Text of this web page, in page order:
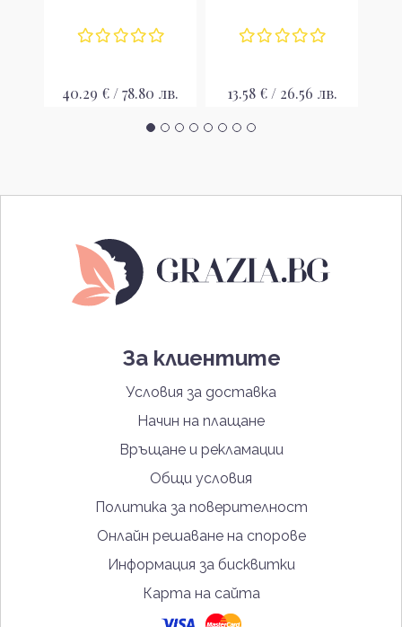
40.29 € / 78.80 лв. 13.58 € / 26.56 лв.
За клиентите
Условия за доставка
Начин на плащане
Връщане и рекламации
Общи условия
Политика за поверителност
Онлайн решаване на спорове
Информация за бисквитки
Карта на сайта